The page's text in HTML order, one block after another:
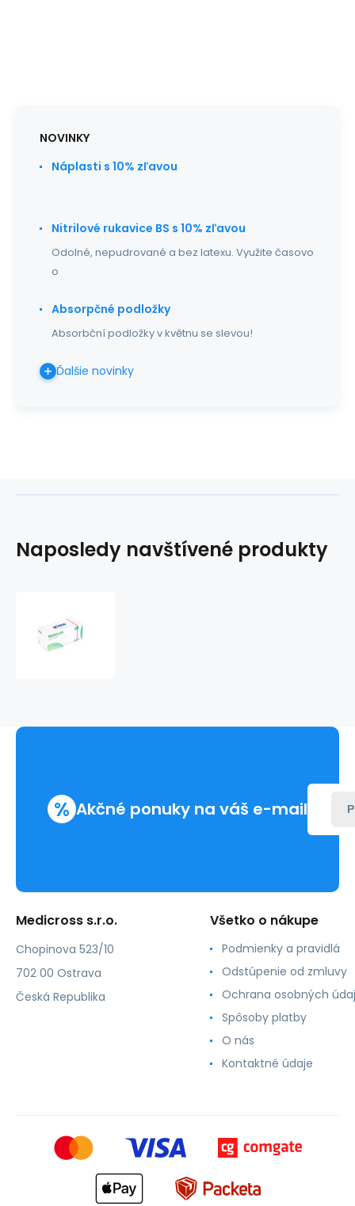
NOVINKY
Náplasti s 10% zľavou
Nitrilové rukavice BS s 10% zľavou
Odolné, nepudrované a bez latexu. Využite časovo
o
Absorpčné podložky
Absorbční podložky v květnu se slevou!
Ďalšie novinky
Naposledy navštívené produkty
rez
% Akčné ponuky na váš e-mail
Medicross s.r.o.
Chopinova 523/10
702 00 Ostrava
Česká Republika
Všetko o nákupe
Podmienky a pravidlá
Odstúpenie od zmluvy
Ochrana osobných
Spôsoby platby
O nás
Kontaktné údaje